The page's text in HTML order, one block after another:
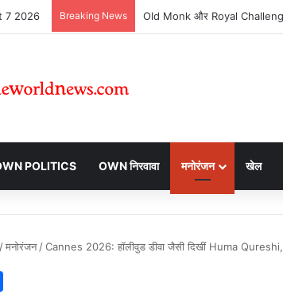
7 2026 Breaking News
POLITICS OWN निरवावा मनोरंजन खेल
/मनोरंजन /Cannes 2026: हॉलीवुड डीवा जैसी दिखीं Huma